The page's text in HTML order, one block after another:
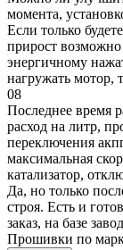
момента,
Если только
прирост
энергичному
нагружать мотор,
08
Последнее время
расход на литр,
переключения
максимальная
катализатор,
Да, но только
строя. Есть и
заказ, на базе
Прошивки по